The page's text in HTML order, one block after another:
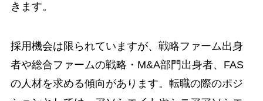
きます。
採用機会は限られていますが、戦略ファーム出身
者や総合ファームの戦略・M&A部門出身者、FAS
の人材を求める傾向があります。転職の際のポジ